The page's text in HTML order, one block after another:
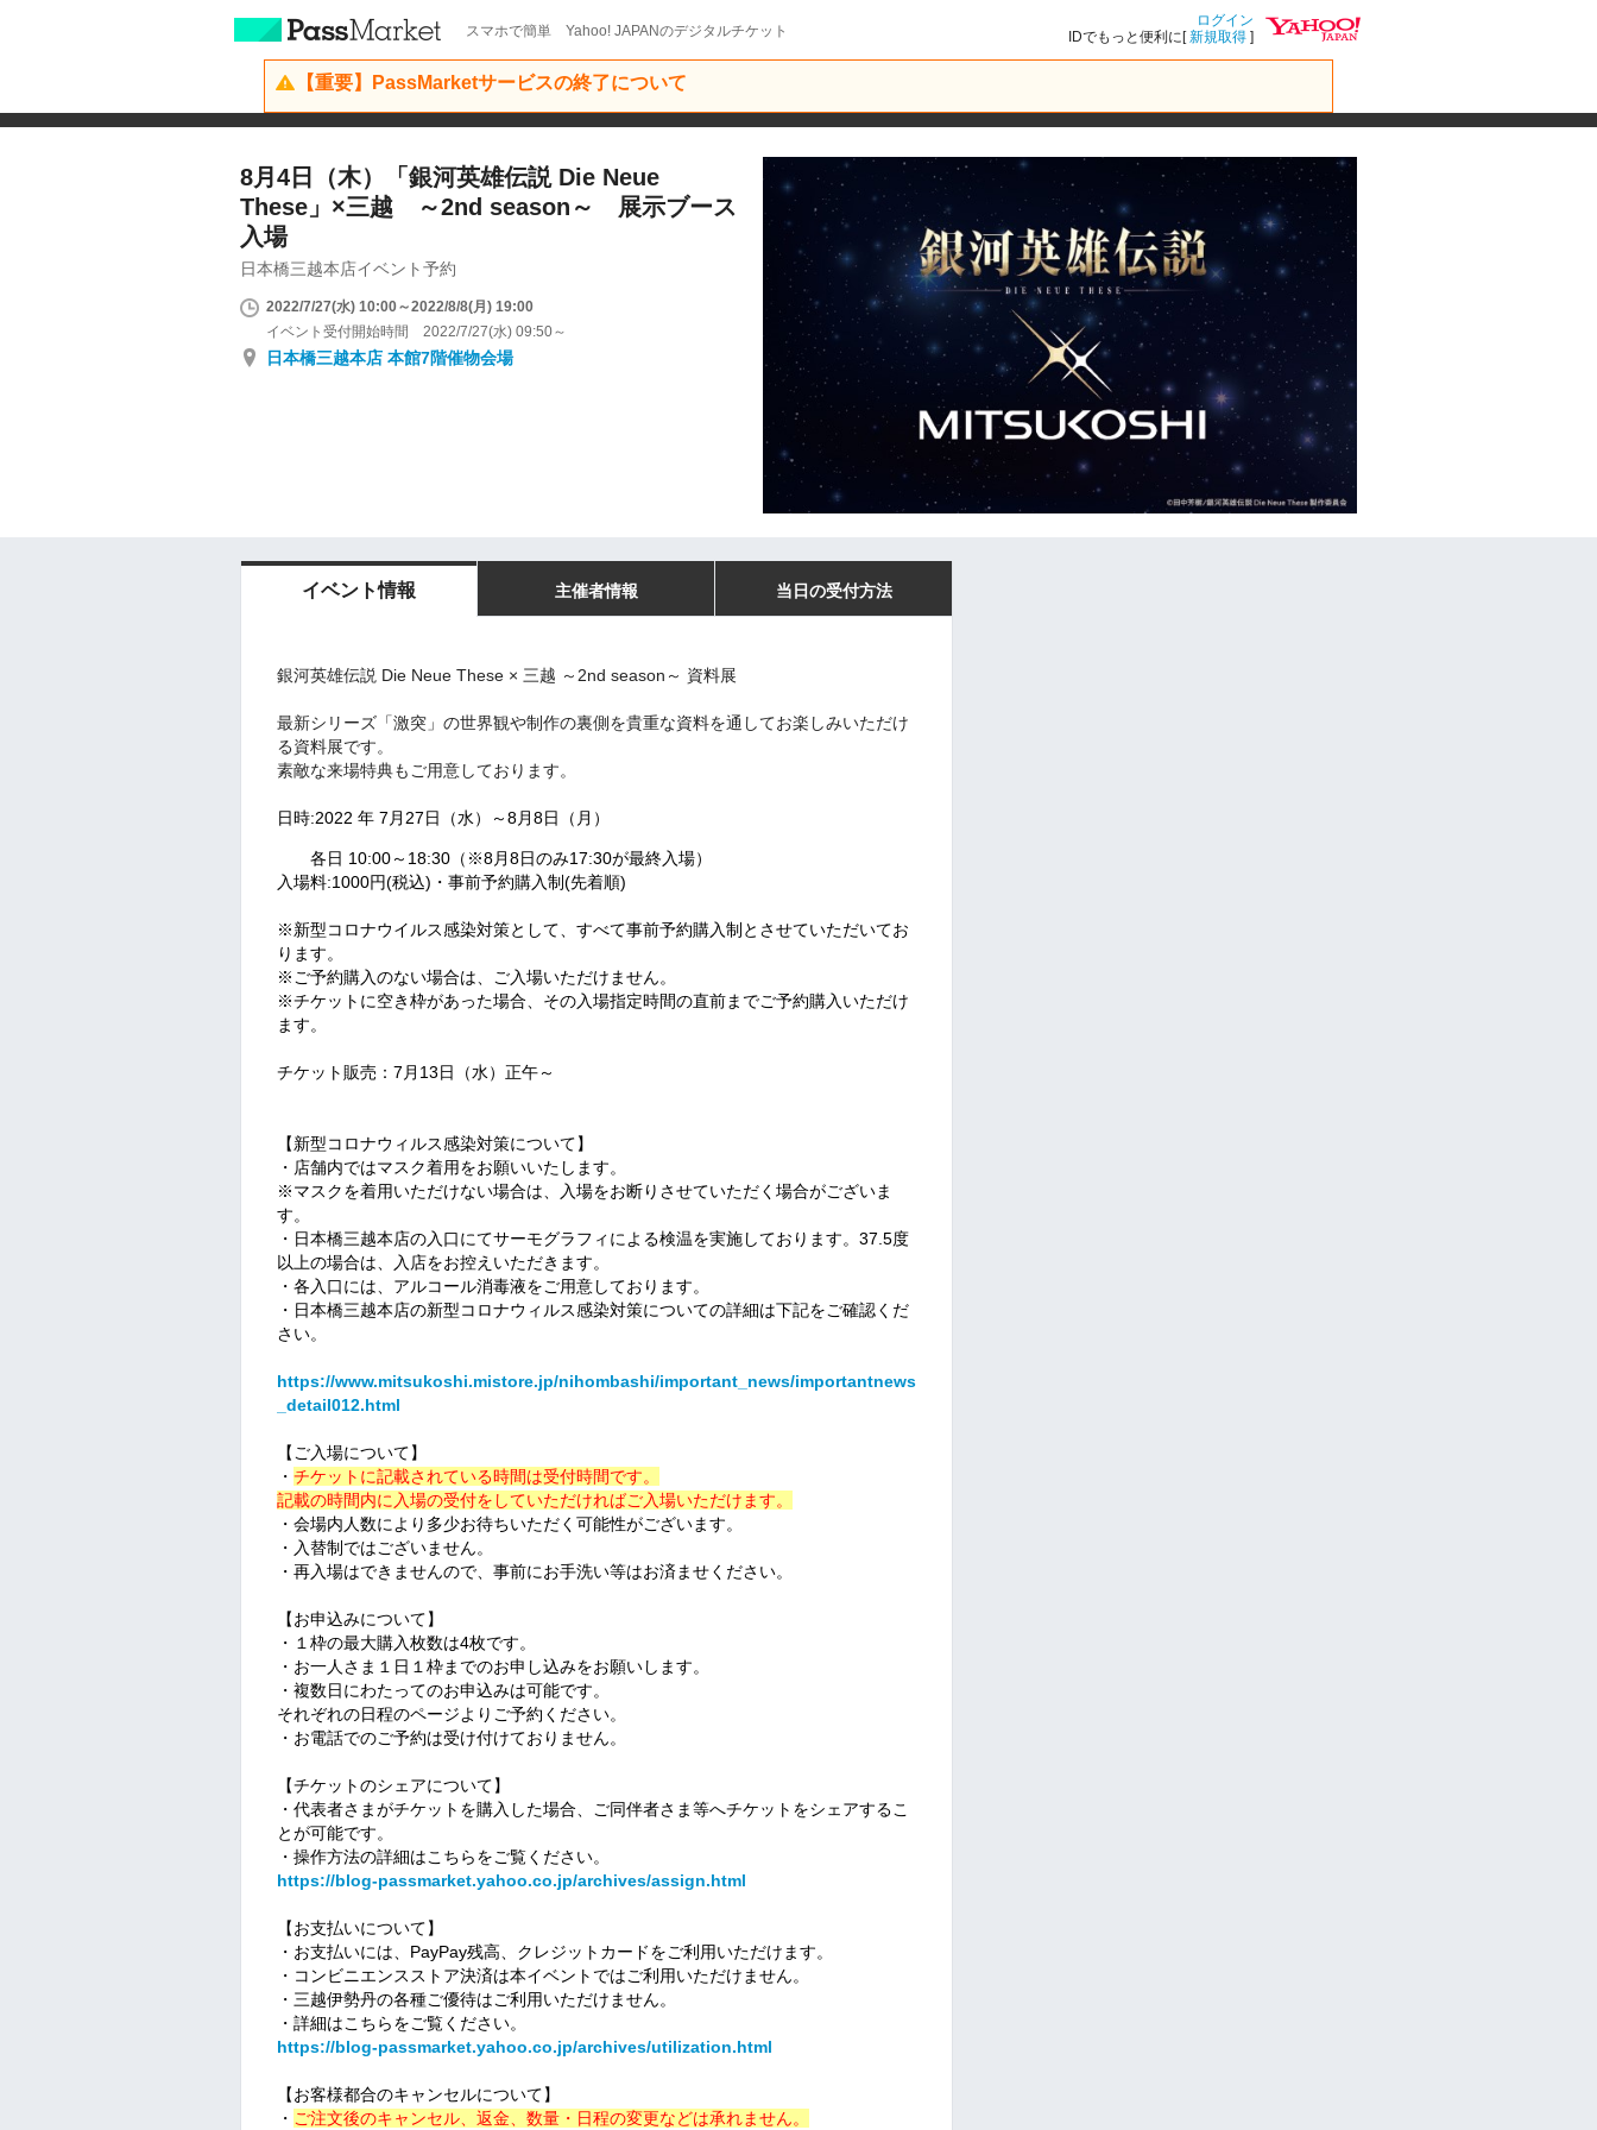
スマホで簡単 Yahoo! JAPANのデジタルチケット
ログイン
IDでもっと便利に[新規取得 ]
【重要】PassMarketサービスの終了について
8月4日（木）「銀河英雄伝説 Die Neue
These」×三越 ～2nd season～ 展示ブース
入場
日本橋三越本店イベント予約
2022/7/27(水) 10:00～2022/8/8(月) 19:00
イベント受付開始時間 2022/7/27(水) 09:50～
日本橋三越本店 本館7階催物会場
イベント情報 主催者情報 当日の受付方法
銀河英雄伝説 Die Neue These × 三越 ～2nd season～ 資料展
最新シリーズ「激突」の世界観や制作の裏側を貴重な資料を通してお楽しみいただけ
る資料展です。
素敵な来場特典もご用意しております。
日時:2022 年 7月27日（水）～8月8日（月）
各日 10:00～18:30（※8月8日のみ17:30が最終入場）
入場料:1000円(税込)・事前予約購入制(先着順)
※新型コロナウイルス感染対策として、すべて事前予約購入制とさせていただいてお
ります。
※ご予約購入のない場合は、ご入場いただけません。
※チケットに空き枠があった場合、その入場指定時間の直前までご予約購入いただけ
ます。
チケット販売：7月13日（水）正午～
【新型コロナウィルス感染対策について】
・店舗内ではマスク着用をお願いいたします。
※マスクを着用いただけない場合は、入場をお断りさせていただく場合がございま
す。
・日本橋三越本店の入口にてサーモグラフィによる検温を実施しております。37.5度
以上の場合は、入店をお控えいただきます。
・各入口には、アルコール消毒液をご用意しております。
・日本橋三越本店の新型コロナウィルス感染対策についての詳細は下記をご確認くだ
さい。
https://www.mitsukoshi.mistore.jp/nihombashi/important_news/importantnews
_detail012.html
【ご入場について】
・ チケットに記載されている時間は受付時間です。
記載の時間内に入場の受付をしていただければご入場いただけます。
・会場内人数により多少お待ちいただく可能性がございます。
・入替制ではございません。
・再入場はできませんので、事前にお手洗い等はお済ませください。
【お申込みについて】
・１枠の最大購入枚数は4枚です。
・お一人さま１日１枠までのお申し込みをお願いします。
・複数日にわたってのお申込みは可能です。
それぞれの日程のページよりご予約ください。
・お電話でのご予約は受け付けておりません。
【チケットのシェアについて】
・代表者さまがチケットを購入した場合、ご同伴者さま等へチケットをシェアするこ
とが可能です。
・操作方法の詳細はこちらをご覧ください。
https://blog-passmarket.yahoo.co.jp/archives/assign.html
【お支払いについて】
・お支払いには、PayPay残高、クレジットカードをご利用いただけます。
・コンビニエンスストア決済は本イベントではご利用いただけません。
・三越伊勢丹の各種ご優待はご利用いただけません。
・詳細はこちらをご覧ください。
https://blog-passmarket.yahoo.co.jp/archives/utilization.html
【お客様都合のキャンセルについて】
・ ご注文後のキャンセル、返金、数量・日程の変更などは承れません。